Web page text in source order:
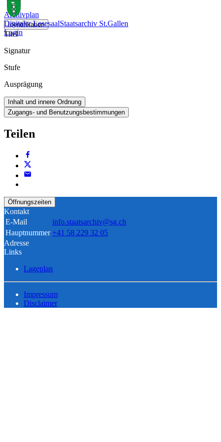
Digitaler LesesaalStaatsarchiv St.Gallen
Login
Archivplan
Identifikation
Titel
Signatur
Stufe
Ausprägung
Inhalt und innere Ordnung
Zugangs- und Benutzungsbestimmungen
Teilen
Öffnungszeiten
Kontakt
E-Mail
info.staatsarchiv@sg.ch
Hauptnummer +41 58 229 32 05
Adresse
Links
Lageplan
Impressum
Disclaimer